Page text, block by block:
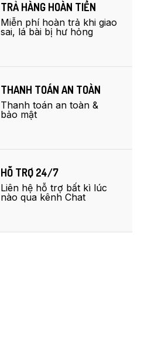
TRẢ HÀNG HOÀN TIỀN
Miễn phí hoàn trả khi giao
sai, lá bài bị hư hỏng
THANH TOÁN AN TOÀN
Thanh toán an toàn &
bảo mật
HỖ TRỢ 24/7
Liên hệ hỗ trợ bất kì lúc
nào qua kênh Chat